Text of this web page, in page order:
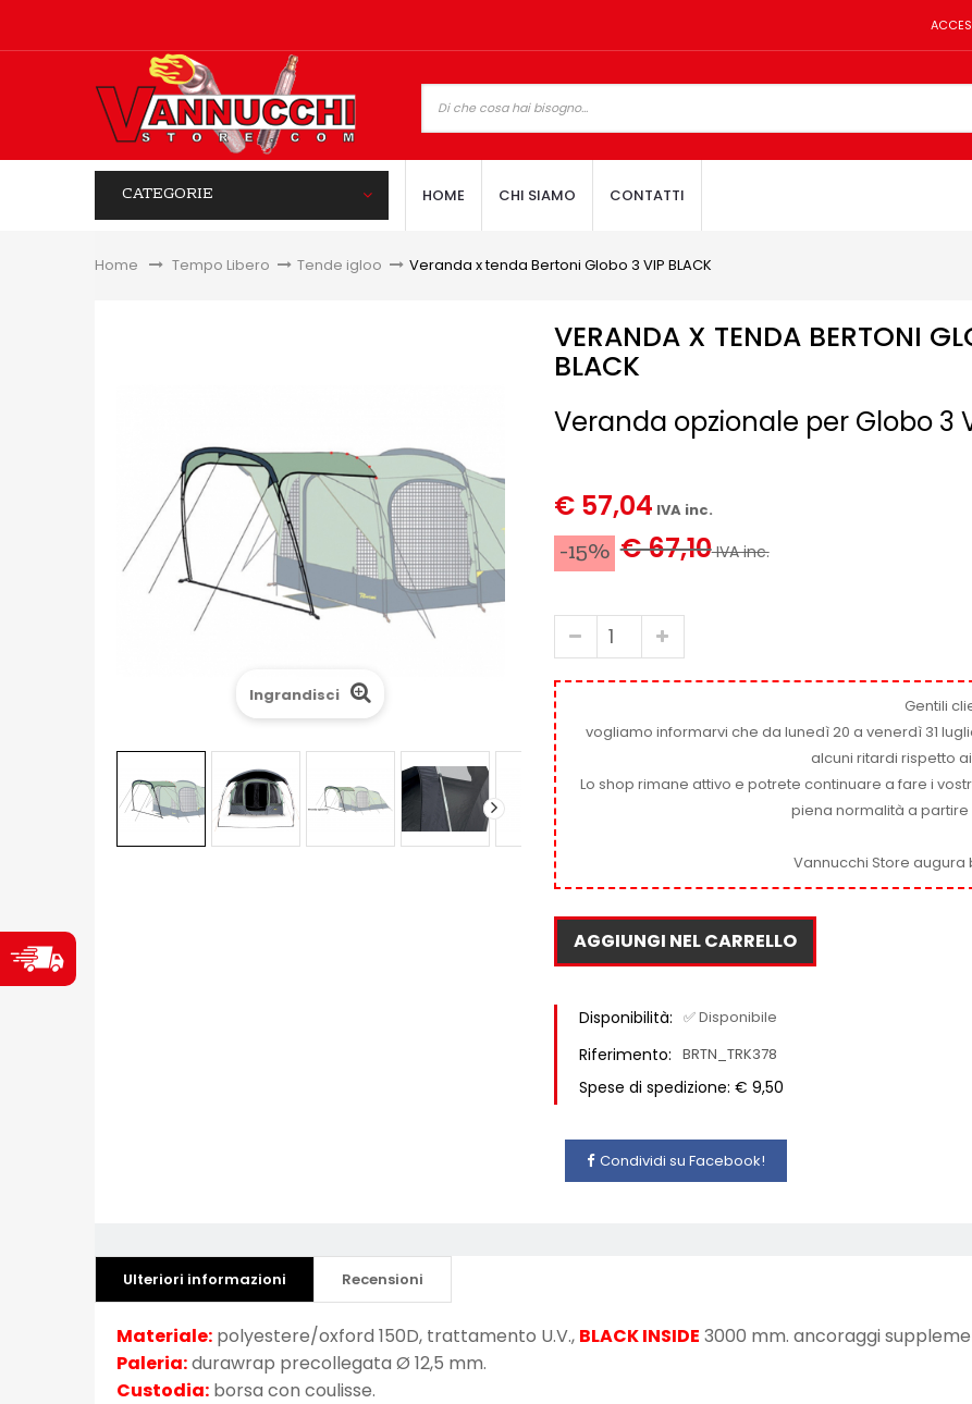
CATEGORIE HOME CHI SIAMO CONTATTI
Home &gt;Tempo Libero > Tende igloo > Veranda x tenda Bertoni Globo 3 VIP BLACK
Ingrandisci
VERANDA X TENDA BERTONI
BLACK
Veranda opzionale per Globo 3
€ 57,04 IVA inc.
-15% € 67,10IVA inc.
Gentili
vogliamo informarvi che da lunedì 20 a venerdì 31
alcuni ritardi rispetto
Lo shop rimane attivo e potrete continuare a fare i
piena normalità a
Vannucchi Store augura
AGGIUNGI NEL CARRELLO
Disponibilità: ✅ Disponibile
Riferimento: BRTN_TRK378
Spese di spedizione: € 9,50
Condividi su Facebook!
Ulteriori informazioni Recensioni
Materiale: polyestere/oxford 150D, trattamento U.V., BLACK INSIDE 3000 mm. ancoraggi
Paleria:durawrap precollegata Ø 12,5 mm.
Custodia: borsa con coulisse.